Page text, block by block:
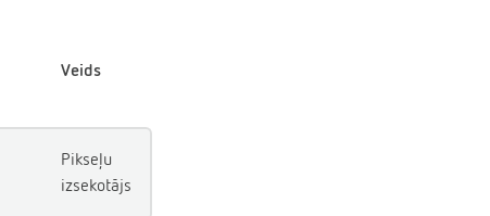
Veids
Pikseļu
izsekotājs